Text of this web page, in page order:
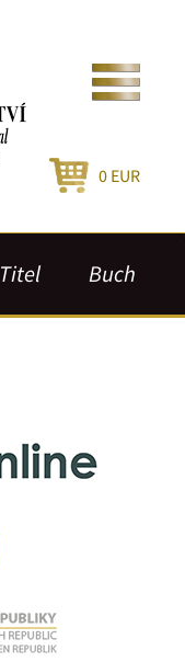
0 EUR
Titel Buch